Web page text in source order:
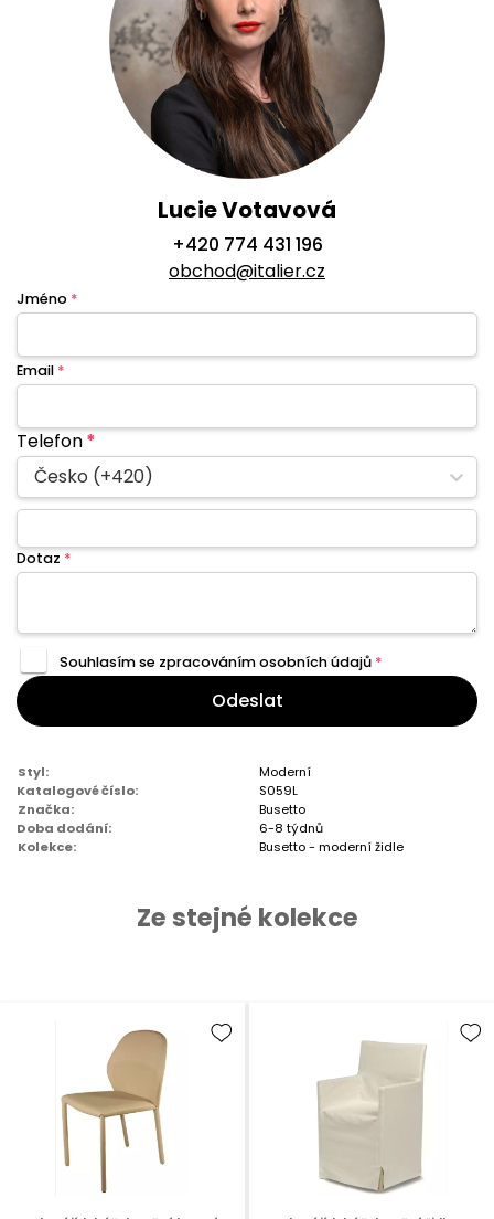
Lucie Votavová
+420 774 431 196
obchod@italier.cz
Jméno *
Email *
Telefon*
Česko (+420)
Dotaz *
Souhlasím se zpracovánímosobních údajů *
Odeslat
Styl:
Moderní
Katalogové číslo:
S059L
Značka:
Busetto
Doba dodání:
6-8 týdnů
Kolekce:
Busetto - moderní židle
Ze stejné kolekce